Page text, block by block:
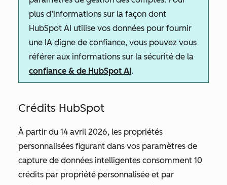
plus d’informations sur la façon dont
HubSpot AI utilise vos données pour fournir
une IA digne de confiance, vous pouvez vous
référer aux informations sur la sécurité de la
confiance & de HubSpot AI.
Crédits HubSpot
À partir du 14 avril 2026, les propriétés
personnalisées figurant dans vos paramètres de
capture de données intelligentes consomment 10
crédits par propriété personnalisée et par